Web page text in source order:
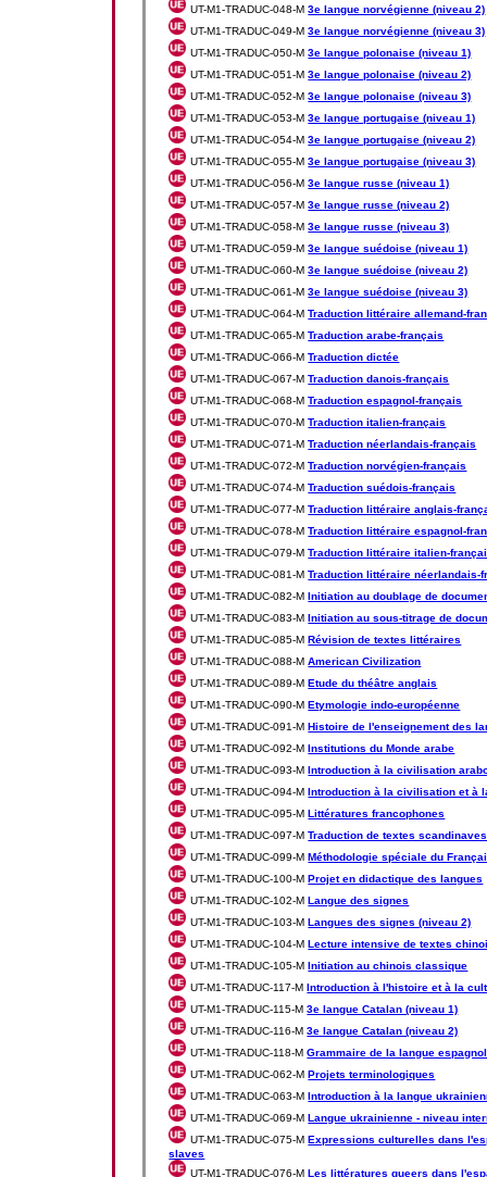
UT-M1-TRADUC-048-M3e langue norvégienne (niveau 2)
UT-M1-TRADUC-049-M3e langue norvégienne (niveau 3)
UT-M1-TRADUC-050-M3e langue polonaise (niveau 1)
UT-M1-TRADUC-051-M3e langue polonaise (niveau 2)
UT-M1-TRADUC-052-M3e langue polonaise (niveau 3)
UT-M1-TRADUC-053-M3e langue portugaise (niveau 1)
UT-M1-TRADUC-054-M3e langue portugaise (niveau 2)
UT-M1-TRADUC-055-M3e langue portugaise (niveau 3)
UT-M1-TRADUC-056-M3e langue russe (niveau 1)
UT-M1-TRADUC-057-M3e langue russe (niveau 2)
UT-M1-TRADUC-058-M3e langue russe (niveau 3)
UT-M1-TRADUC-059-M3e langue suédoise (niveau 1)
UT-M1-TRADUC-060-M3e langue suédoise (niveau 2)
UT-M1-TRADUC-061-M3e langue suédoise (niveau 3)
UT-M1-TRADUC-064-MTraduction littéraire allemand-
UT-M1-TRADUC-065-MTraduction arabe-français
UT-M1-TRADUC-066-MTraduction dictée
UT-M1-TRADUC-067-MTraduction danois-français
UT-M1-TRADUC-068-MTraduction espagnol-français
UT-M1-TRADUC-070-MTraduction italien-français
UT-M1-TRADUC-071-MTraduction néerlandais-français
UT-M1-TRADUC-072-MTraduction norvégien-français
UT-M1-TRADUC-074-MTraduction suédois-français
UT-M1-TRADUC-077-MTraduction littéraire anglais-
UT-M1-TRADUC-078-MTraduction littéraire espagnol-
UT-M1-TRADUC-079-MTraduction littéraire italien-
UT-M1-TRADUC-081-MTraduction littéraire néerlandais-
UT-M1-TRADUC-082-MInitiation au doublage de
UT-M1-TRADUC-083-MInitiation au sous-titrage de
UT-M1-TRADUC-085-MRévision de textes littéraires
UT-M1-TRADUC-088-MAmerican Civilization
UT-M1-TRADUC-089-MEtude du théâtre anglais
UT-M1-TRADUC-090-MEtymologie indo-européenne
UT-M1-TRADUC-091-MHistoire de l'enseignement des
UT-M1-TRADUC-092-MInstitutions du Monde arabe
UT-M1-TRADUC-093-MIntroduction à la civilisation
UT-M1-TRADUC-094-MIntroduction à la civilisation et à
UT-M1-TRADUC-095-MLittératures francophones
UT-M1-TRADUC-097-MTraduction de textes
UT-M1-TRADUC-099-MMéthodologie spéciale du
UT-M1-TRADUC-100-MProjet en didactique des langues
UT-M1-TRADUC-102-MLangue des signes
UT-M1-TRADUC-103-MLangues des signes (niveau 2)
UT-M1-TRADUC-104-MLecture intensive de textes
UT-M1-TRADUC-105-MInitiation au chinois classique
UT-M1-TRADUC-117-MIntroduction à l'histoire et à la
UT-M1-TRADUC-115-M3e langue Catalan (niveau 1)
UT-M1-TRADUC-116-M3e langue Catalan (niveau 2)
UT-M1-TRADUC-118-MGrammaire de la langue
UT-M1-TRADUC-062-MProjets terminologiques
UT-M1-TRADUC-063-MIntroduction à la langue
UT-M1-TRADUC-069-MLangue ukrainienne - niveau
UT-M1-TRADUC-075-MExpressions culturelles dans
slaves
UT-M1-TRADUC-076-MLes littératures queers dans